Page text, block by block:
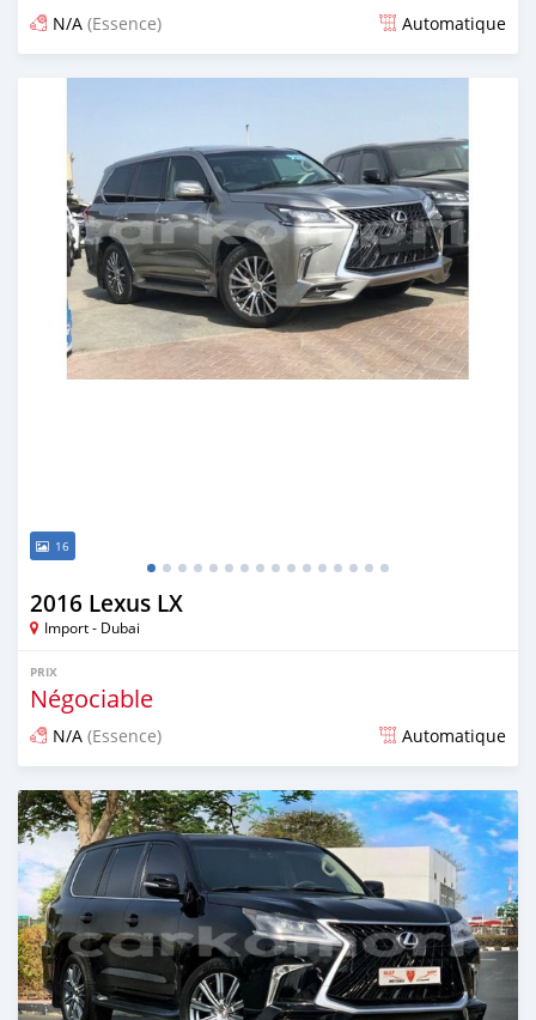
N/A (Essence) Automatique
Publié il y a presque 6 ans
16
2016 Lexus LX
Import - Dubai
PRIX
Négociable
N/A (Essence) Automatique
Publié il y a presque 6 ans